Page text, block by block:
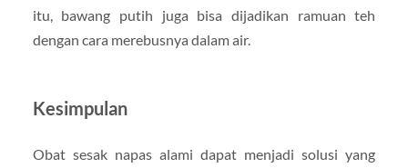
itu, bawang putih juga bisa dijadikan ramuan teh
dengan cara merebusnya dalam air.
Kesimpulan
Obat sesak napas alami dapat menjadi solusi yang